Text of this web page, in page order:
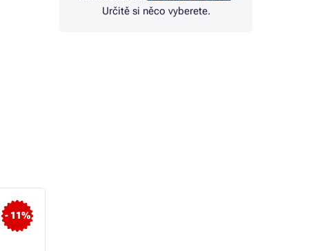
Určitě si něco vyberete.
- 11%